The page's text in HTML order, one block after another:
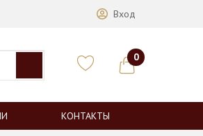
Вход
0
КОНТАКТЫ